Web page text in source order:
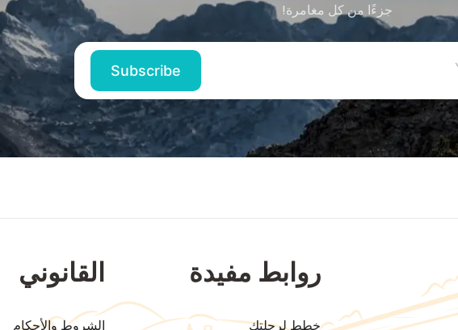
جزءًا من كل مغامرة!
روابط مفيدة
خطط لرحلتك
القانوني
الشروط والأحكام